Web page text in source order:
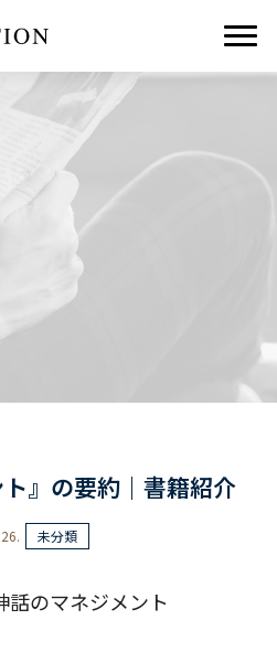
ト』の要約｜書籍紹介
未分類
話のマネジメント